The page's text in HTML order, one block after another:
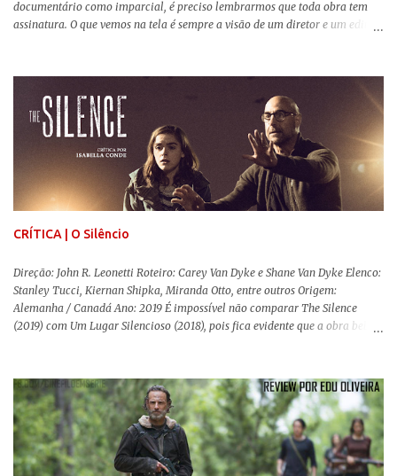
documentário como imparcial, é preciso lembrarmos que toda obra tem
assinatura. O que vemos na tela é sempre a visão de um diretor e um editor
sempre importante levarmos em conta quem assina e qual a função social
da obra. O cinema brasileiro é celeiro de grandes documentaristas, muitos
deles mundialmente reconhecidos. Pensando na variedade de estilos e
estéticas de se fazer documentários, selecionei 5 produções tupiniquins do
gênero que, para mim, são indispensáveis: ▼ Cabra Marcado para Morrer
(1984) , de Eduardo Coutinho Em 1964, devido ao golpe militar, Eduardo
Coutinho (Edifício Master) teve que abandonar as filmagens do
documentário sobre o assassinato do líder camponês Joã...
CRÍTICA | O Silêncio
Direção: John R. Leonetti Roteiro: Carey Van Dyke e Shane Van Dyke Elenco:
Stanley Tucci, Kiernan Shipka, Miranda Otto, entre outros Origem:
Alemanha / Canadá Ano: 2019 É impossível não comparar The Silence
(2019) com Um Lugar Silencioso (2018), pois fica evidente que a obra bebe
reproduzir alguns elementos que consograram a obra de John Krasinski
(The Office). Aqui os “monstros” com audições aguçadas eram seres da
Terra que estavam presos por séculos em uma caverna recém descoberta,
libertando-os pelo mundo. O espectador acompanha uma família que tem
uma pequena vantagem em relação às outras pessoas. Adivinhem? Sabem
viver em silêncio pelo fato da filha mais velha ser surda. Para aqueles que